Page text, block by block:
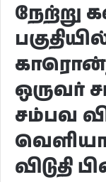
நேற்று
ஒருவர்
சம்பவ
விடுதி